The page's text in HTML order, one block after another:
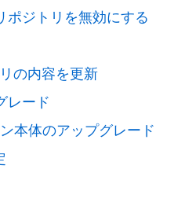
ポジトリを無効にする
の内容を更新
レード
本体のアップグレード